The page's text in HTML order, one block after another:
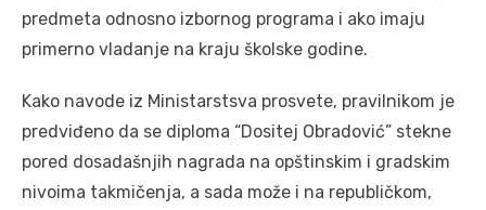
predmeta odnosno izbornog programa i ako imaju
primerno vladanje na kraju školske godine.
Kako navode iz Ministarstsva prosvete, pravilnikom je
predviđeno da se diploma “Dositej Obradović” stekne
pored dosadašnjih nagrada na opštinskim i gradskim
nivoima takmičenja, a sada može i na republičkom,